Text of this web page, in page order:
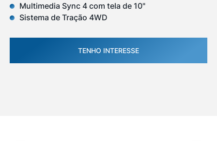
Multimedia Sync 4 com tela de 10"
Sistema de Tração 4WD
TENHO INTERESSE